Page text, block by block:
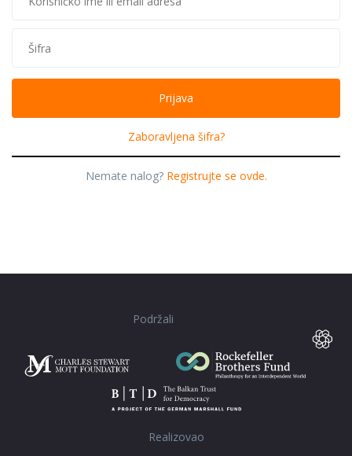
Zaboravljena šifra?
Nemate nalog? Registrujte se ovde.
Podržali
Realizovao